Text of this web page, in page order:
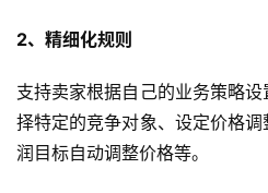
2、精细化规则
支持卖家根据自己的业务策略
择特定的竞争对象、设定价格
润目标自动调整价格等。